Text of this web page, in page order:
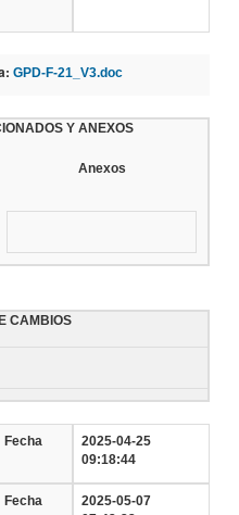
GPD-F-21_V3.doc
Y ANEXOS
Anexos
CAMBIOS
Fecha
2025-04-25
09:18:44
Fecha
2025-05-07